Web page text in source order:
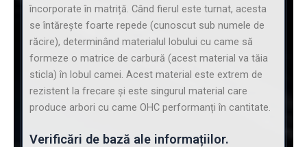
încorporate în matriță. Când fierul este turnat, acesta
se întărește foarte repede (cunoscut sub numele de
răcire), determinând materialul lobului cu came să
formeze o matrice de carbură (acest material va tăia
sticla) în lobul camei. Acest material este extrem de
rezistent la frecare și este singurul material care
produce arbori cu came OHC performanți în cantitate.
Verificări de bază ale informațiilor.